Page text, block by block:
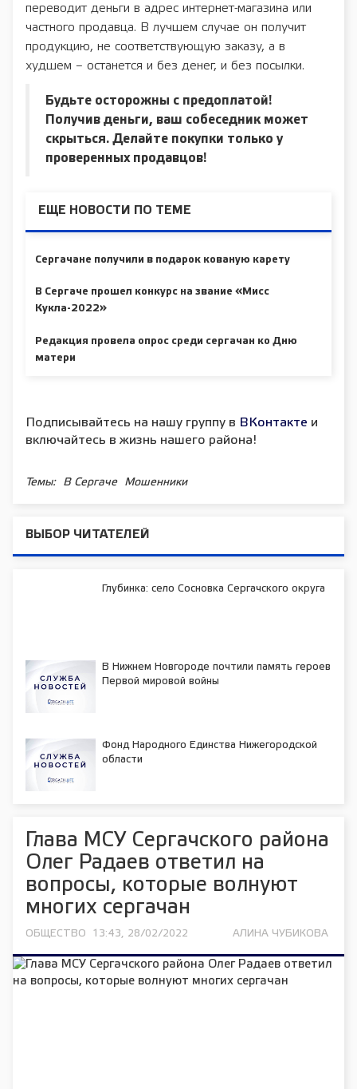
переводит деньги в адрес интернет-магазина или
частного продавца. В лучшем случае он получит
продукцию, не соответствующую заказу, а в
худшем – останется и без денег, и без посылки.
Будьте осторожны с предоплатой!
Получив деньги, ваш собеседник может
скрыться. Делайте покупки только у
проверенных продавцов!
ЕЩЕ НОВОСТИ ПО ТЕМЕ
Сергачане получили в подарок кованую карету
В Сергаче прошел конкурс на звание «Мисс
Кукла-2022»
Редакция провела опрос среди сергачан ко Дню
матери
Подписывайтесь на нашу группу в ВКонтакте и
включайтесь в жизнь нашего района!
Темы: В Сергаче Мошенники
ВЫБОР ЧИТАТЕЛЕЙ
Глубинка: село Сосновка Сергачского округа
В Нижнем Новгороде почтили память героев
Первой мировой войны
Фонд Народного Единства Нижегородской
области
Глава МСУ Сергачского района
Олег Радаев ответил на
вопросы, которые волнуют
многих сергачан
ОБЩЕСТВО 13:43, 28/02/2022 АЛИНА ЧУБИКОВА